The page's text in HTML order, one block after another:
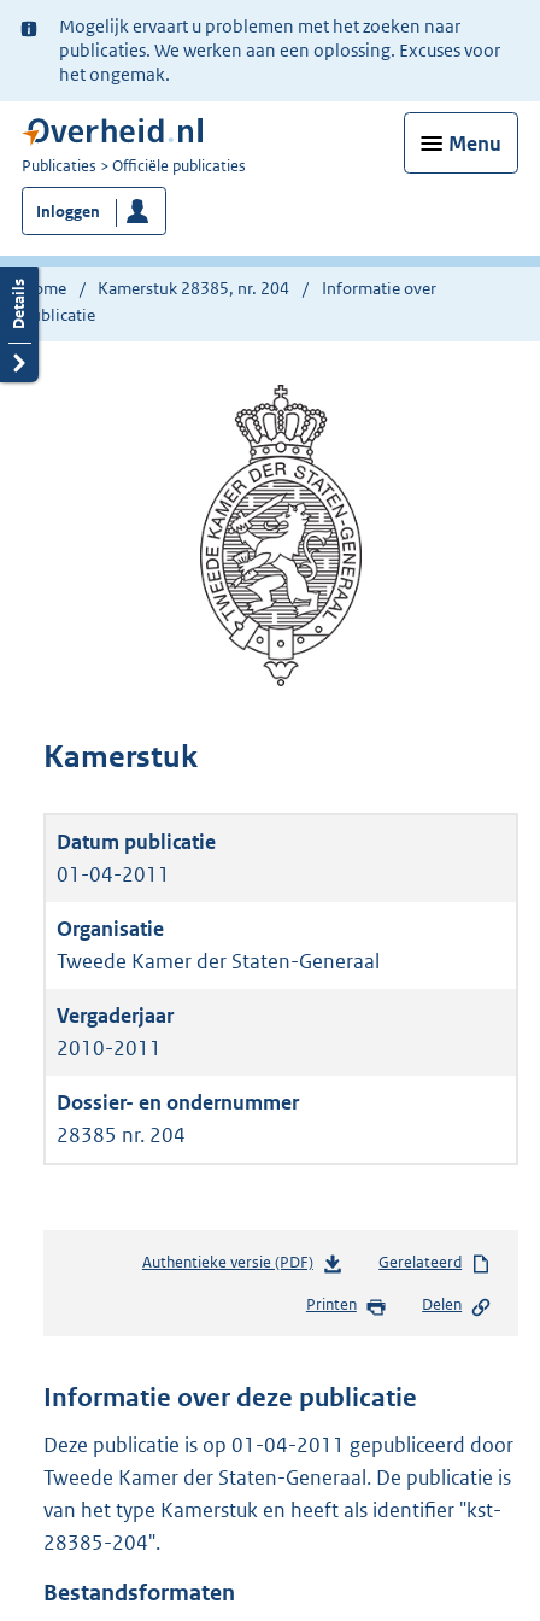
Ter
informatie:
Mogelijk ervaart u problemen met het zoeken naar
publicaties. We werken aan een oplossing. Excuses voor
het ongemak.
Menu
U
bent
nu
hier:
Publicaties Officiële publicaties
Inloggen
Home Kamerstuk 28385, nr. 204
Informatie over
publicatie
Kamerstuk
01-04-2011
Tweede Kamer der Staten-Generaal
2010-2011
28385 nr. 204
Authentieke versie (PDF)b
s
n
s
r
o
Gerelateerd
Printen Delen
Informatie over deze publicatie
Deze publicatie is op 01-04-2011 gepubliceerd door
Tweede Kamer der Staten-Generaal. De publicatie is
van het type Kamerstuk en heeft als identifier "kst-
28385-204".
Bestandsformaten